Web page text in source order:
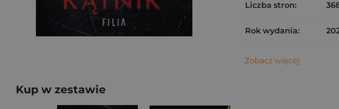
Liczba stron:
Rok wydania:
Zobacz więcej
Kup w zestawie